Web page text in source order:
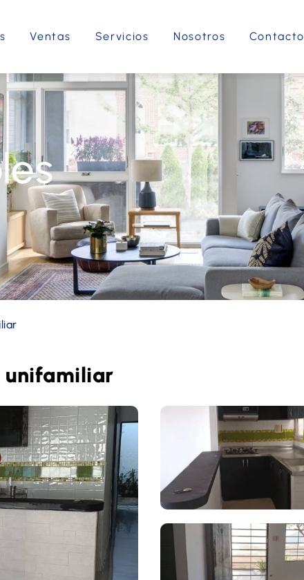
Ventas Servicios Nosotros Contacto
unifamiliar